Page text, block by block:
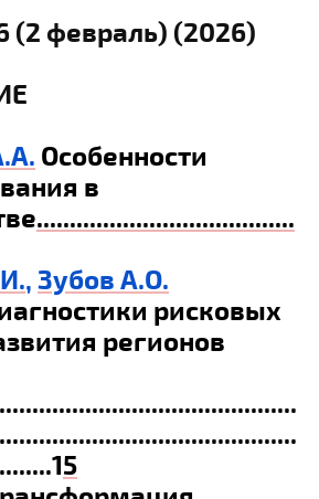
февраль) (2026)
Особенности
в
.......................................
, Зубов А.О.
рисковых
регионов
5